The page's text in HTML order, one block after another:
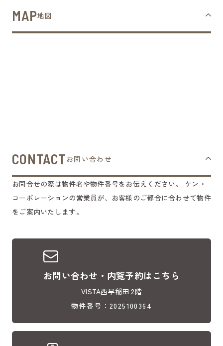
MAP地図
CONTACT お問い合わせ
お問合せの際は物件名や物件番号をお伝えください。
ケン・
コーポレーションの営業員が、お客様のご都合に合わせて物件
をご案内いたします。
お問い合わせ・内覧予約はこちら
VISTA西早稲田 2階
物件番号：2025100364